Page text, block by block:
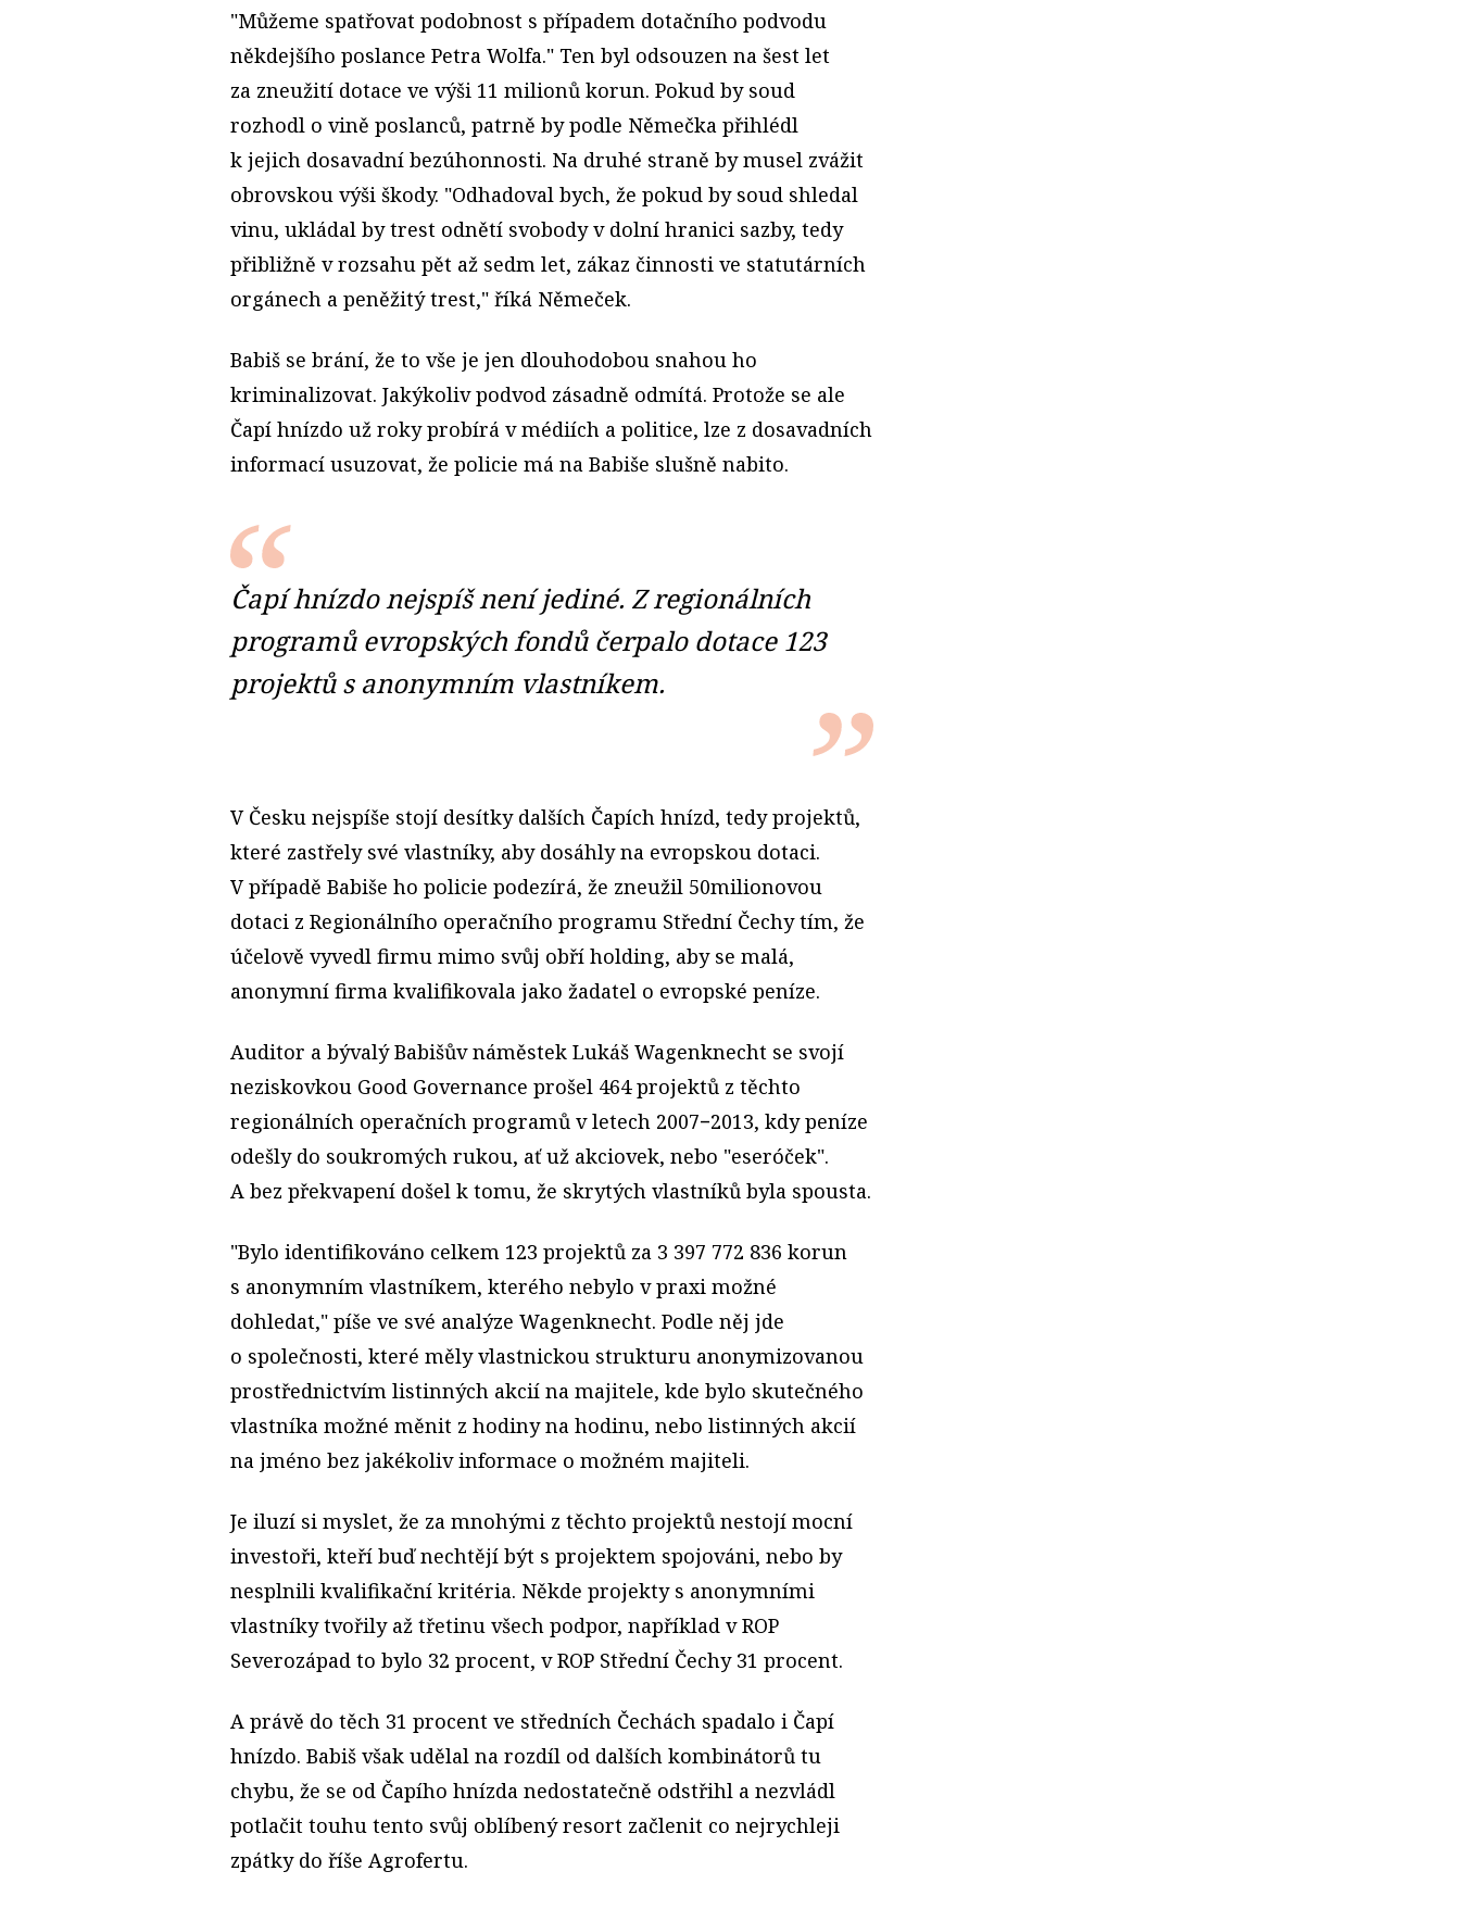
"Můžeme spatřovat podobnost s případem dotačního podvodu
někdejšího poslance Petra Wolfa." Ten byl odsouzen na šest let
za zneužití dotace ve výši 11 milionů korun. Pokud by soud
rozhodl o vině poslanců, patrně by podle Němečka přihlédl
k jejich dosavadní bez­úhonnosti. Na druhé straně by musel zvážit
obrovskou výši škody. "Odhadoval bych, že pokud by soud shledal
vinu, ukládal by trest odnětí svobody v dolní hranici sazby, tedy
přibližně v rozsahu pět až sedm let, zákaz činnosti ve statutárních
orgánech a peněžitý trest," říká Němeček.
Babiš se brání, že to vše je jen dlouhodobou snahou ho
kriminalizovat. Jakýkoliv podvod zásadně odmítá. Protože se ale
Čapí hnízdo už roky probírá v médiích a politice, lze z dosavadních
informací usuzovat, že policie má na Babiše slušně nabito.
Čapí hnízdo nejspíš není jediné. Z regionálních
programů evropských fondů čerpalo dotace 123
projektů s anonymním vlastníkem.
V Česku nejspíše stojí desítky dalších Čapích hnízd, tedy projektů,
které zastřely své vlastníky, aby dosáhly na evropskou dotaci.
V případě Babiše ho policie podezírá, že zneužil 50milionovou
dotaci z Regionálního operačního programu Střední Čechy tím, že
účelově vyvedl firmu mimo svůj obří holding, aby se malá,
anonymní firma kvalifikovala jako žadatel o evropské peníze.
Auditor a bývalý Babišův náměstek Lukáš Wagenknecht se svojí
neziskovkou Good Governance prošel 464 projektů z těchto
regionálních operačních programů v letech 2007−2013, kdy peníze
odešly do soukromých rukou, ať už akciovek, nebo "eseróček".
A bez překvapení došel k tomu, že skrytých vlastníků byla spousta.
"Bylo identifikováno celkem 123 projektů za 3 397 772 836 korun
s anonymním vlastníkem, kterého nebylo v praxi možné
dohledat," píše ve své analýze Wagenknecht. Podle něj jde
o společnosti, které měly vlastnickou strukturu anonymizovanou
prostřednictvím listinných akcií na majitele, kde bylo skutečného
vlastníka možné měnit z hodiny na hodinu, nebo listinných akcií
na jméno bez jakékoliv informace o možném majiteli.
Je iluzí si myslet, že za mnohými z těchto projektů nestojí mocní
investoři, kteří buď nechtějí být s projektem spojováni, nebo by
nesplnili kvalifikační kritéria. Někde projekty s anonymními
vlastníky tvořily až třetinu všech podpor, například v ROP
Severozápad to bylo 32 procent, v ROP Střední Čechy 31 procent.
A právě do těch 31 procent ve středních Čechách spadalo i Čapí
hnízdo. Babiš však udělal na rozdíl od dalších kombinátorů tu
chybu, že se od Čapího hnízda nedostatečně odstřihl a nezvládl
potlačit touhu tento svůj oblíbený resort začlenit co nejrychleji
zpátky do říše Agrofertu.